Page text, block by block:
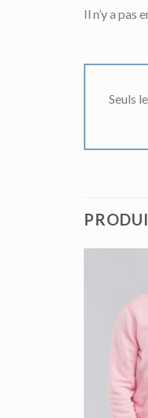
Il n’y a pas
Seuls